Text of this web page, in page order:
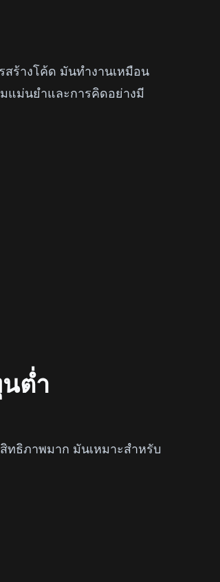
สร้างโค้ด มันทำงานเหมือน
แม่นยำและการคิดอย่างมี
ต่ำ
ทธิภาพมาก มันเหมาะสำหรับ